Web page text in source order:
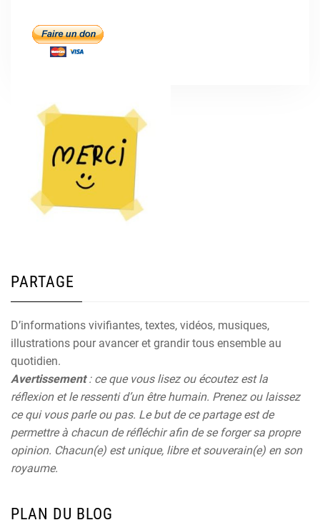
PARTAGE
D’informations vivifiantes, textes, vidéos, musiques,
illustrations pour avancer et grandir tous ensemble au
quotidien.
Avertissement: ce que vous lisez ou écoutez est la
réflexion et le ressenti d’un être humain. Prenez ou laissez
ce qui vous parle ou pas. Le but de ce partage est de
permettre à chacun de réfléchir afin de se forger sa propre
opinion. Chacun(e) est unique, libre et souverain(e) en son
royaume.
PLAN DU BLOG